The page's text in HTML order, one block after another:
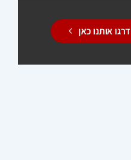
דרגו אותנו כאן